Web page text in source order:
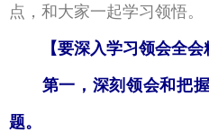
点，和大家一起学习领悟。
【要深入学习领会全会
第一，深刻领会和把
题。